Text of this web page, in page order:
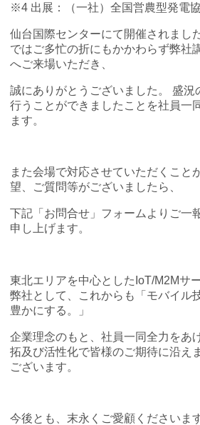
※4 出展：（一社）全国営農型発電
仙台国際センターにて開催されまし
ではご多忙の折にもかかわらず弊社
へご来場いただき、
誠にありがとうございました。 盛況
行うことができましたことを社員一
ます。
また会場で対応させていただくこと
望、ご質問等がございましたら、
下記「お問合せ」フォームよりご一
申し上げます。
東北エリアを中心としたIoT/M2Mサ
弊社として、これからも「モバイル
豊かにする。」
企業理念のもと、社員一同全力をあ
拓及び活性化で皆様のご期待に沿え
ございます。
今後とも、末永くご愛顧くださいま